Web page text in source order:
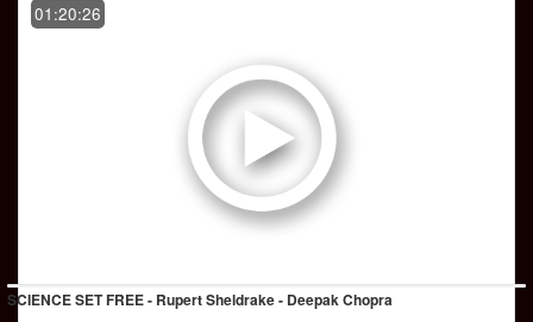
01:20:26
SCIENCE SET FREE - Rupert Sheldrake - Deepak Chopra